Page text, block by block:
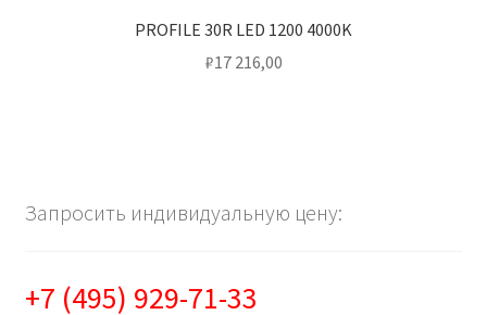
PROFILE 30R LED 1200 4000K
₽17 216,00
Запросить индивидуальную цену:
+7 (495) 929-71-33